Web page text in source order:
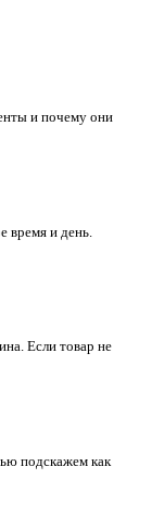
и почему они
время и день.
Если товар не
подскажем как